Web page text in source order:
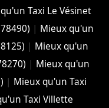
Taxi Le Vésinet
| Mieux qu'un
| Mieux qu'un
| Mieux qu'un
| Mieux qu'un Taxi
Taxi Villette